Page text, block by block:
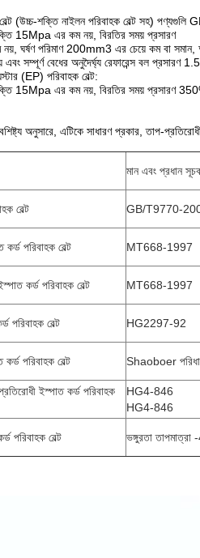
(উচ্চ-শক্তি নাইলন পরিবাহক বেল্ট সহ)
15Mpa এর কম নয়, বিরতির সময় প্রসারণ
ঘর্ষণ পরিমাণ 200mm3 এর চেয়ে কম বা সমান,
সম্পূর্ণ বেধের অনুদৈর্ঘ্য রেফারেন্স বল প্রসারণ
(EP) পরিবাহক বেল্ট:
15Mpa এর কম নয়, বিরতির সময় প্রসারণ
বৈশিষ্ট্য অনুসারে, এটিকে সাধারণ প্রকার, তাপ-
মান এবং প্রধান
বেল্ট GB/T9770-
পরিবাহক বেল্ট MT668-1997
কর্ড পরিবাহক বেল্ট MT668-1997
পরিবাহক বেল্ট HG2297-92
পরিবাহক বেল্ট Shaoboer
ইস্পাত কর্ড পরিবাহক
HG4-846
HG4-846
পরিবাহক বেল্ট ভঙ্গুরতা